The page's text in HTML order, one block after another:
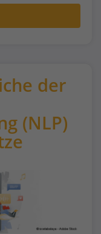
der
(NLP)